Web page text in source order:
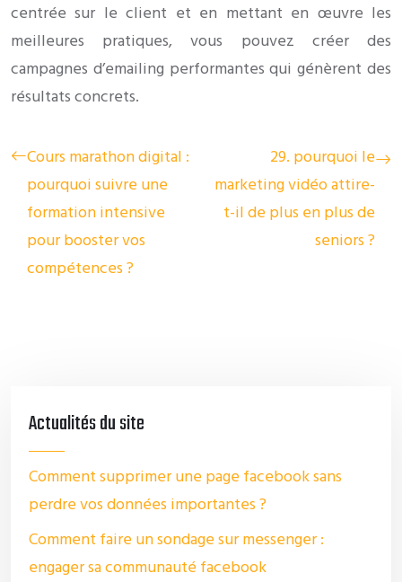
centrée sur le client et en mettant en œuvre les
meilleures pratiques, vous pouvez créer des
campagnes d’emailing performantes qui génèrent des
résultats concrets.
Cours marathon digital :
pourquoi suivre une
formation intensive
pour booster vos
compétences ?
29. pourquoi le
marketing vidéo attire-
t-il de plus en plus de
seniors ?
Actualités du site
Comment supprimer une page facebook sans
perdre vos données importantes ?
Comment faire un sondage sur messenger :
engager sa communauté facebook